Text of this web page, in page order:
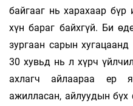
байгааг нь харахаар
хүн бараг байхгүй. Би
зургаан сарын
30 хувьд нь л хүрч
ахлагч айлаараа ер
ажилласан, айлуудын бүх